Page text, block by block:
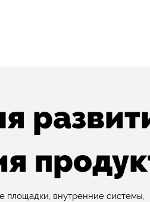
площадки, внутренние системы,